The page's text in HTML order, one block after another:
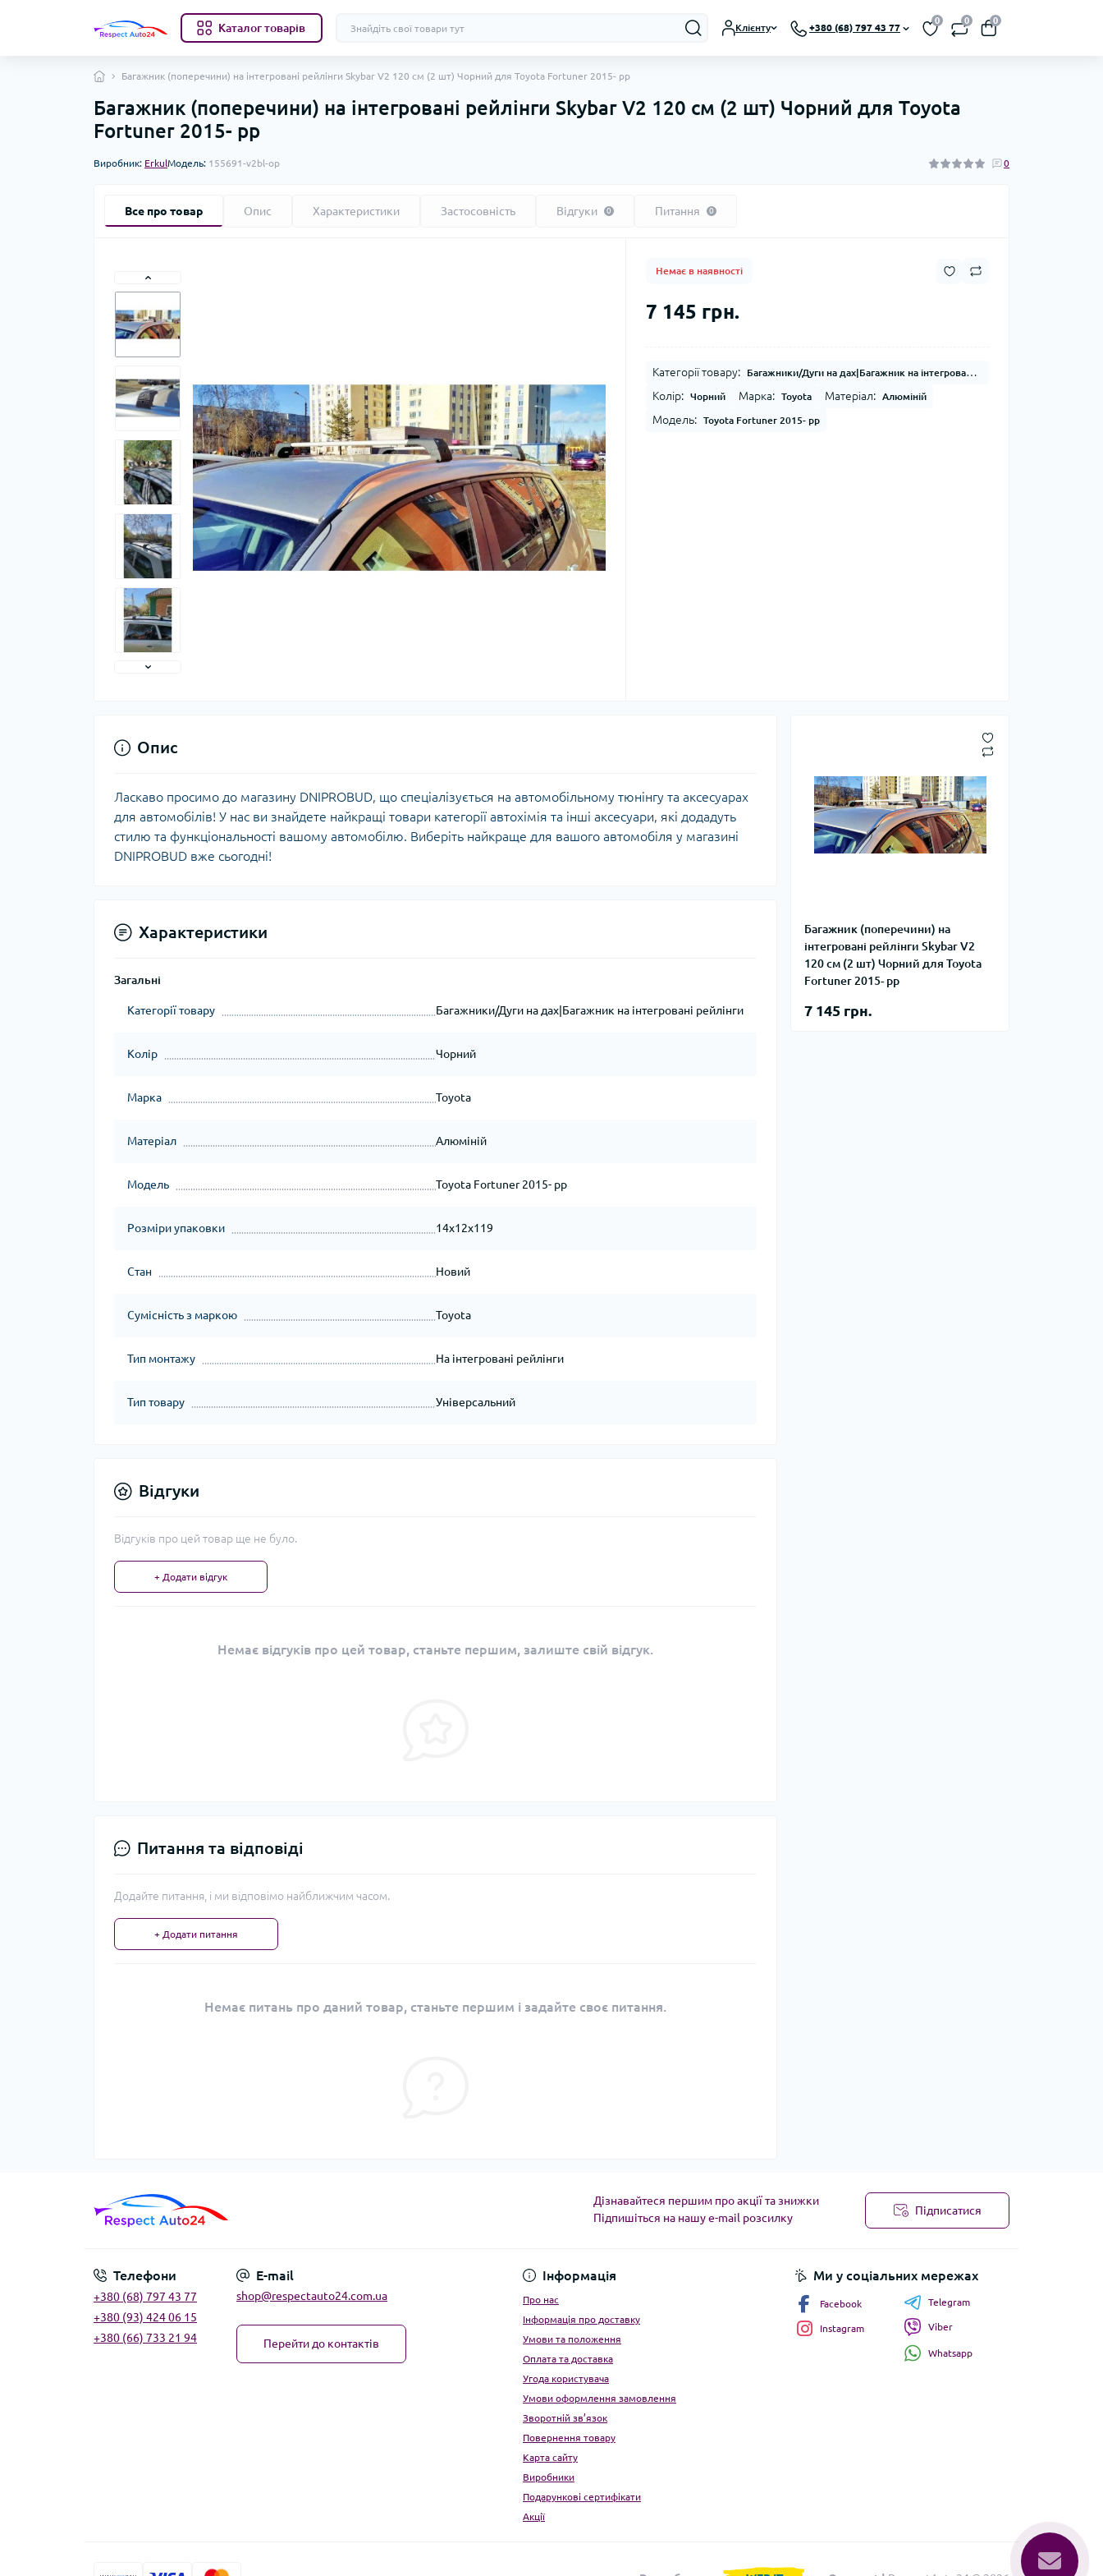
Каталог товарів Клієнту +380 (68) 797 43 77
0 0 0
Багажник (поперечини) на інтегровані рейлінги Skybar V2 120 см (2 шт) Чорний для Toyota Fortuner 2015- рр
Багажник (поперечини) на інтегровані рейлінги Skybar V2 120 см (2 шт) Чорний для Toyota
Fortuner 2015- рр
Виробник: ErkulМодель: 155691-v2bl-op 0
Все про товар Опис Характеристики Застосовність Відгуки 0 Питання 0
Немає в наявності
7 145 грн.
Категорії товару: Багажники/Дуги на дах|Багажник на інтегровані рейлінги
Колір: Чорний Марка: Toyota Матеріал: Алюміній
Модель: Toyota Fortuner 2015- рр
Багажник (поперечини) на
інтегровані рейлінги Skybar V2
120 см (2 шт) Чорний для Toyota
Fortuner 2015- рр
7 145 грн.
Опис
Ласкаво просимо до магазину DNIPROBUD, що спеціалізується на автомобільному тюнінгу та аксесуарах
для автомобілів! У нас ви знайдете найкращі товари категорії автохімія та інші аксесуари, які додадуть
стилю та функціональності вашому автомобілю. Виберіть найкраще для вашого автомобіля у магазині
DNIPROBUD вже сьогодні!
Характеристики
Загальні
Категорії товару Багажники/Дуги на дах|Багажник на інтегровані рейлінги
Колір Чорний
Марка Toyota
Матеріал Алюміній
Модель Toyota Fortuner 2015- рр
Розміри упаковки 14x12x119
Стан Новий
Сумісність з маркою Toyota
Тип монтажу На інтегровані рейлінги
Тип товару Універсальний
Відгуки
Відгуків про цей товар ще не було.
+ Додати відгук
Немає відгуків про цей товар, станьте першим, залиште свій відгук.
Питання та відповіді
Додайте питання, і ми відповімо найближчим часом.
+ Додати питання
Немає питань про даний товар, станьте першим і задайте своє питання.
Дізнавайтеся першим про акції та знижки
Підпишіться на нашу e-mail розсилку
Підписатися
Телефони
+380 (68) 797 43 77
+380 (93) 424 06 15
+380 (66) 733 21 94
E-mail
shop@respectauto24.com.ua
Перейти до контактів
Інформація
Про нас
Інформація про доставку
Умови та положення
Оплата та доставка
Угода користувача
Умови оформлення замовлення
Зворотній зв’язок
Повернення товару
Карта сайту
Виробники
Подарункові сертифікати
Акції
Ми у соціальних мережах
Facebook
Instagram
Telegram
Viber
Whatsapp